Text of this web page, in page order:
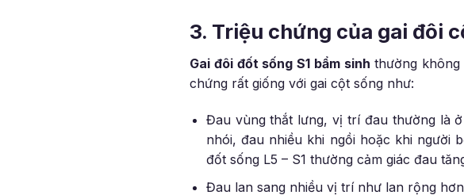
3. Triệu chứng của gai đôi
Gai đôi đốt sống S1 bẩm sinh thường
chứng rất giống với gai cột sống như:
Đau vùng thắt lưng, vị trí đau thường là
nhói, đau nhiều khi ngồi hoặc khi người
đốt sống L5 – S1 thường cảm giác đau
Đau lan sang nhiều vị trí như lan rộng